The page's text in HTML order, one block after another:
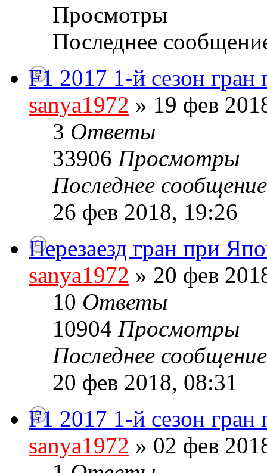
Просмотры
Последнее
F1 2017 1-й сезон
sanya1972 » 19 фев
3 Ответы
33906 Просмотры
Последнее
26 фев 2018, 19:26
Перезаезд гран при
sanya1972 » 20 фев
10 Ответы
10904 Просмотры
Последнее
20 фев 2018, 08:31
F1 2017 1-й сезон
sanya1972 » 02 фев